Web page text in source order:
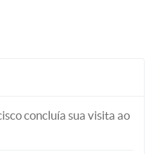
concluía sua visita ao